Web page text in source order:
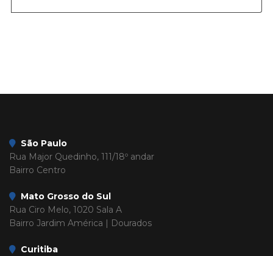
São Paulo
Rua Major Quedinho, 111/18º andar
Bairro Centro
Mato Grosso do Sul
Rua Ciro Melo, 1020 Sala A
Bairro Jardim América | Dourados
Curitiba